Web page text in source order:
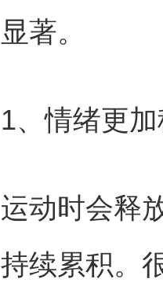
显著。
1、情绪更加
运动时会释
持续累积。